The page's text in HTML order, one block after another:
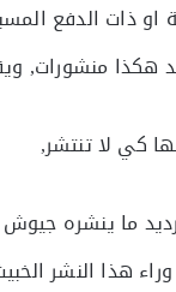
او ذات الدفع
هكذا منشورات,
كي لا تنتشر,
ما ينشره
هذا النشر